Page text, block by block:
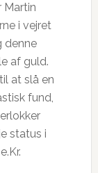
Martin
i vejret
denne
af guld.
at slå en
fund,
status i